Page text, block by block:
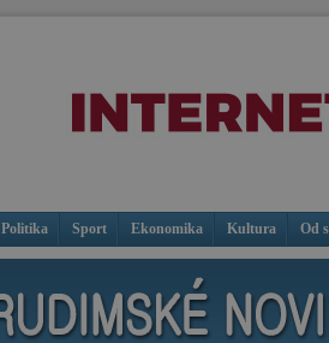
Politika Sport Ekonomika Kultura Od